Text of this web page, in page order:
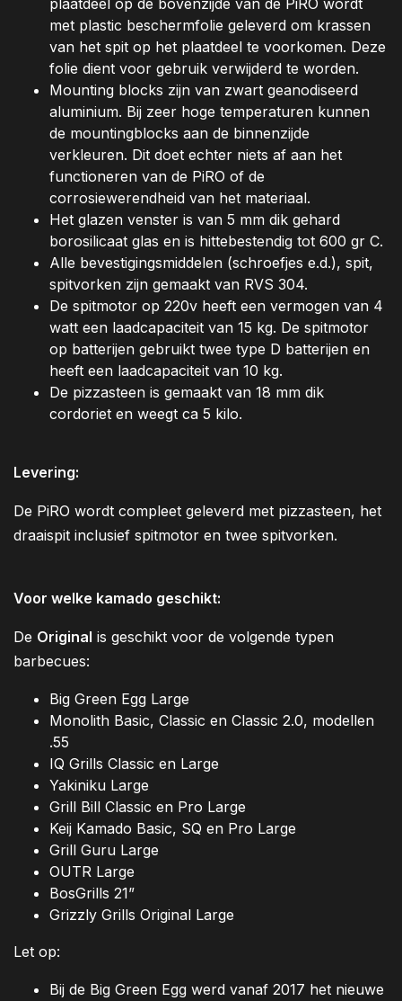
plaatdeel op de bovenzijde van de PiRO wordt
met plastic beschermfolie geleverd om krassen
van het spit op het plaatdeel te voorkomen. Deze
folie dient voor gebruik verwijderd te worden.
Mounting blocks zijn van zwart geanodiseerd
aluminium. Bij zeer hoge temperaturen kunnen
de mountingblocks aan de binnenzijde
verkleuren. Dit doet echter niets af aan het
functioneren van de PiRO of de
corrosiewerendheid van het materiaal.
Het glazen venster is van 5 mm dik gehard
borosilicaat glas en is hittebestendig tot 600 gr C.
Alle bevestigingsmiddelen (schroefjes e.d.), spit,
spitvorken zijn gemaakt van RVS 304.
De spitmotor op 220v heeft een vermogen van 4
watt een laadcapaciteit van 15 kg. De spitmotor
op batterijen gebruikt twee type D batterijen en
heeft een laadcapaciteit van 10 kg.
De pizzasteen is gemaakt van 18 mm dik
cordoriet en weegt ca 5 kilo.
Levering:
De PiRO wordt compleet geleverd met pizzasteen, het
draaispit inclusief spitmotor en twee spitvorken.
Voor welke kamado geschikt:
De Original is geschikt voor de volgende typen
barbecues:
Big Green Egg Large
Monolith Basic, Classic en Classic 2.0, modellen
.55
IQ Grills Classic en Large
Yakiniku Large
Grill Bill Classic en Pro Large
Keij Kamado Basic, SQ en Pro Large
Grill Guru Large
OUTR Large
BosGrills 21”
Grizzly Grills Original Large
Let op:
Bij de Big Green Egg werd vanaf 2017 het nieuwe